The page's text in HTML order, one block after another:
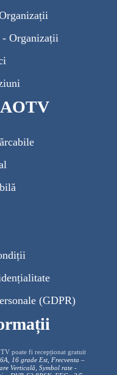
- Organizații
(GDPR)
poate fi recepționat gratuit
16 grade Est, Frecventa –
Verticală, Symbol rate -